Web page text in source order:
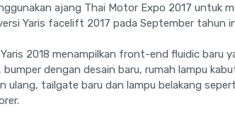
ajang Thai Motor Expo 2017 untuk
Yaris facelift 2017 pada September tahun
2018 menampilkan front-end fluidic baru
dengan desain baru, rumah lampu
ulang, tailgate baru dan lampu belakang